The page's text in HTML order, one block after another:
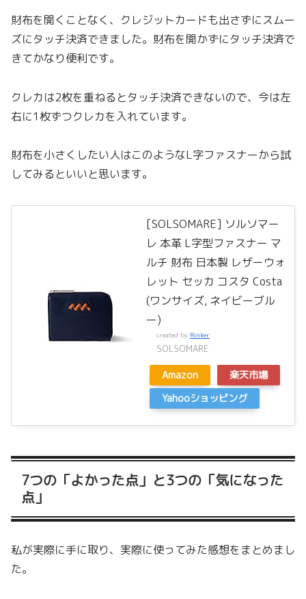
財布を開くことなく、クレジットカードも出さずにスムー
ズにタッチ決済できました。財布を開かずにタッチ決済で
きてかなり便利です。
クレカは2枚を重ねるとタッチ決済できないので、今は左
右に1枚ずつクレカを入れています。
財布を小さくしたい人はこのようなL字ファスナーから試
してみるといいと思います。
[SOLSOMARE] ソルソマー
レ 本革 L字型ファスナー マ
ルチ 財布 日本製 レザーウォ
レット セッカ コスタ Costa
(ワンサイズ, ネイビーブル
ー)
created by Rinker
SOLSOMARE
Amazon
楽天市場
Yahooショッピング
7つの「よかった点」と3つの「気になった
点」
私が実際に手に取り、実際に使ってみた感想をまとめまし
た。